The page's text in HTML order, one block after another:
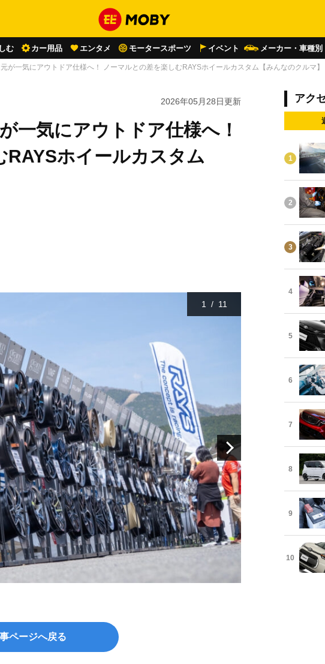
む カー用品 エンタメ モータースポーツ イベント メーカー・車種別
が一気にアウトドア仕様へ！ ノーマルとの差を楽しむRAYSホイールカスタム【みんなのクルマ】
2026年05月28日更新
一気にアウトドア仕様へ！
ホイールカスタム
1 / 11
ページへ戻る
アク
1
2
3
4
5
6
7
8
9
10